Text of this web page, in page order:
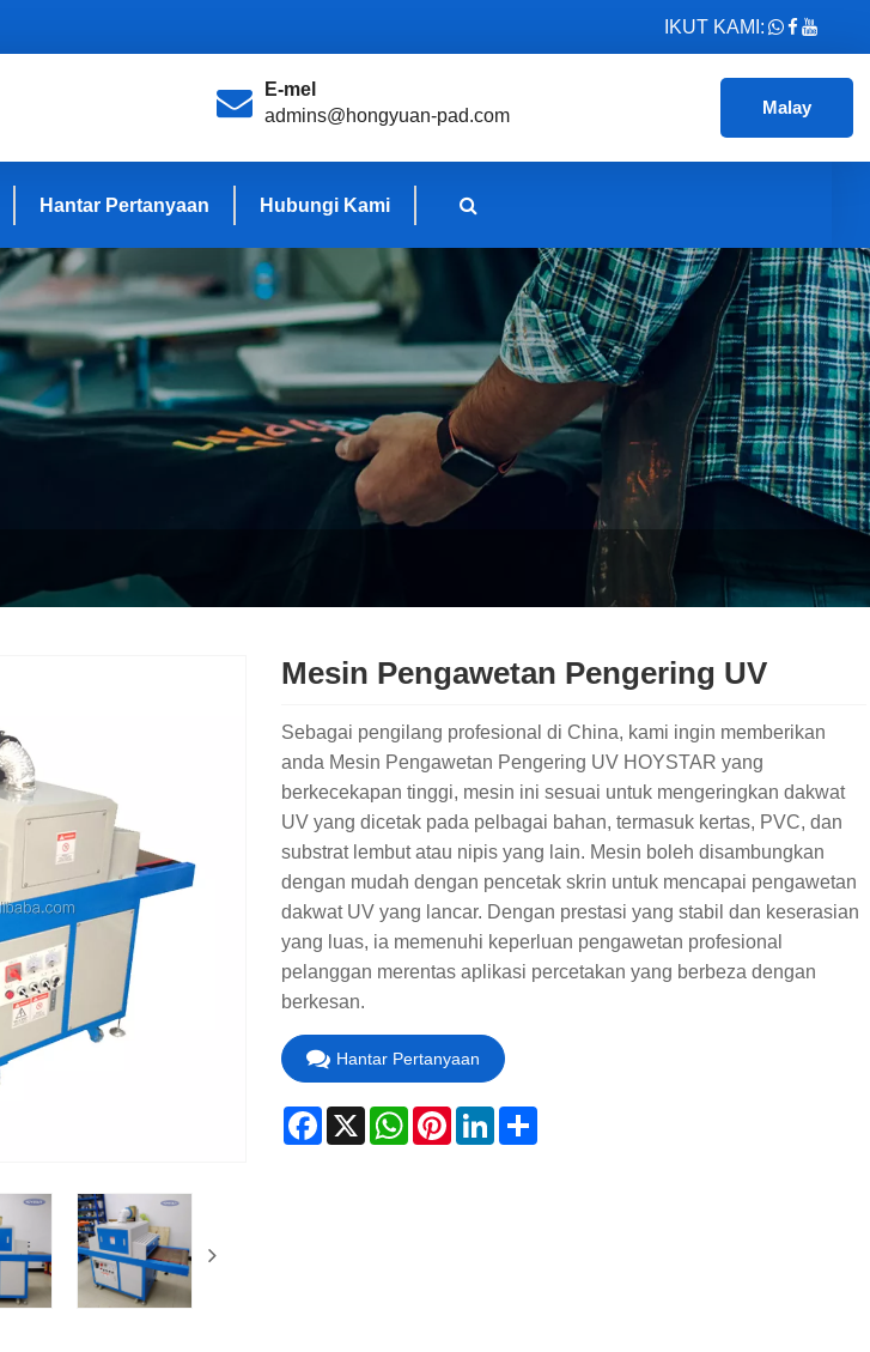
IKUT KAMI:
E-mel
admins@hongyuan-pad.com
Malay
Hantar Pertanyaan Hubungi Kami
Mesin Pengawetan Pengering UV
Sebagai pengilang profesional di China, kami ingin memberikan
anda Mesin Pengawetan Pengering UV HOYSTAR yang
berkecekapan tinggi, mesin ini sesuai untuk mengeringkan dakwat
UV yang dicetak pada pelbagai bahan, termasuk kertas, PVC, dan
substrat lembut atau nipis yang lain. Mesin boleh disambungkan
dengan mudah dengan pencetak skrin untuk mencapai pengawetan
dakwat UV yang lancar. Dengan prestasi yang stabil dan keserasian
yang luas, ia memenuhi keperluan pengawetan profesional
pelanggan merentas aplikasi percetakan yang berbeza dengan
berkesan.
Hantar Pertanyaan
Facebook
X WhatsApp
PinterestLinkedInShare